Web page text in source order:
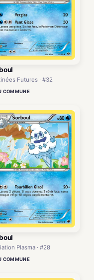
Futures · #32
COMMUNE
Plasma · #28
COMMUNE